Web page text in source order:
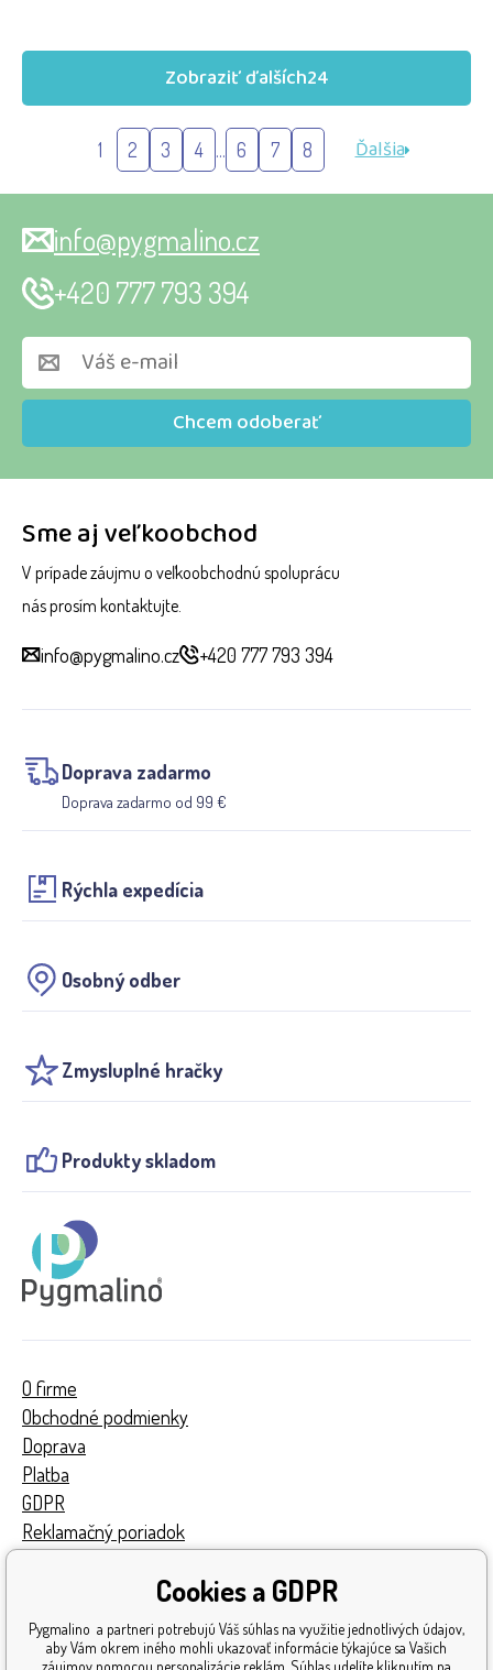
Zobraziť ďalších24
1 2 3 4 ... 6 7 8 Ďalšia
Sme aj veľkoobchod
V prípade záujmu o veľkoobchodnú spoluprácu
nás prosím kontaktujte.
info@pygmalino.cz +420 777 793 394
Doprava zadarmo
Doprava zadarmo od 99 €
Rýchla expedícia
Osobný odber
Zmysluplné hračky
Produkty skladom
Chcem odoberať
info@pygmalino.cz
+420 777 793 394
O firme
Obchodné podmienky
Doprava
Platba
GDPR
Reklamačný poriadok
Získané ocenenia
Katalóg hračiek
Cookies a GDPR
Pygmalino a partneri potrebujú Váš súhlas na využitie jednotlivých údajov,
aby Vám okrem iného mohli ukazovať informácie týkajúce sa Vašich
záujmov pomocou personalizácie reklám. Súhlas udelíte kliknutím na